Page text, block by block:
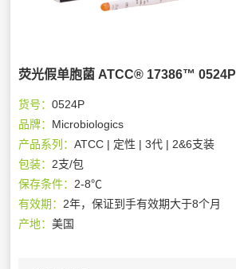
荧光假单胞菌 ATCC® 17386™ 0524P
货号：0524P
品牌： Microbiologics
产品系列：ATCC | 定性 | 3代 | 2&6支装
包装： 2支/包
保存条件： 2-8℃
有效期： 2年，保证到手有效期大于8个月
产地：美国